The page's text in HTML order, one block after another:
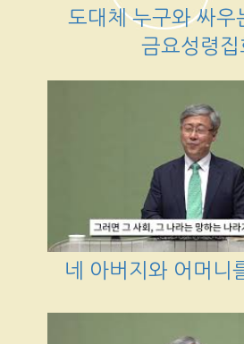
도대체 누구와 싸우
금요성령집
네 아버지와 어머니